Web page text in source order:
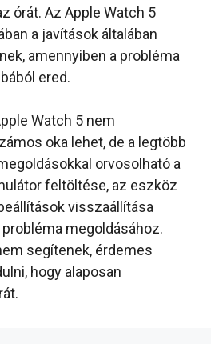
órát. Az Apple Watch 5
a javítások általában
amennyiben a probléma
ered.
Watch 5 nem
oka lehet, de a legtöbb
orvosolható a
feltöltése, az eszköz
visszaállítása
megoldásához.
segítenek, érdemes
hogy alaposan